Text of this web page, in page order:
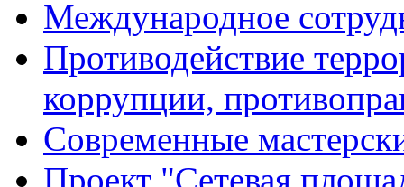
Международное
Противодействие
коррупции,
Современные